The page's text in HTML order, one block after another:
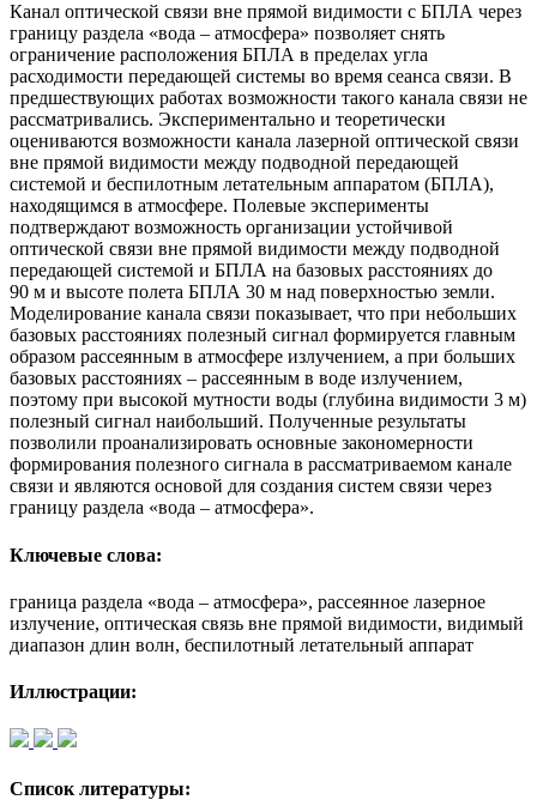
Канал оптической связи вне прямой видимости с БПЛА через
границу раздела «вода – атмосфера» позволяет снять
ограничение расположения БПЛА в пределах угла
расходимости передающей системы во время сеанса связи. В
предшествующих работах возможности такого канала связи не
рассматривались. Экспериментально и теоретически
оцениваются возможности канала лазерной оптической связи
вне прямой видимости между подводной передающей
системой и беспилотным летательным аппаратом (БПЛА),
находящимся в атмосфере. Полевые эксперименты
подтверждают возможность организации устойчивой
оптической связи вне прямой видимости между подводной
передающей системой и БПЛА на базовых расстояниях до
90 м и высоте полета БПЛА 30 м над поверхностью земли.
Моделирование канала связи показывает, что при небольших
базовых расстояниях полезный сигнал формируется главным
образом рассеянным в атмосфере излучением, а при больших
базовых расстояниях – рассеянным в воде излучением,
поэтому при высокой мутности воды (глубина видимости 3 м)
полезный сигнал наибольший. Полученные результаты
позволили проанализировать основные закономерности
формирования полезного сигнала в рассматриваемом канале
связи и являются основой для создания систем связи через
границу раздела «вода – атмосфера».
Ключевые слова:
граница раздела «вода – атмосфера», рассеянное лазерное
излучение, оптическая связь вне прямой видимости, видимый
диапазон длин волн, беспилотный летательный аппарат
Иллюстрации:
Список литературы: